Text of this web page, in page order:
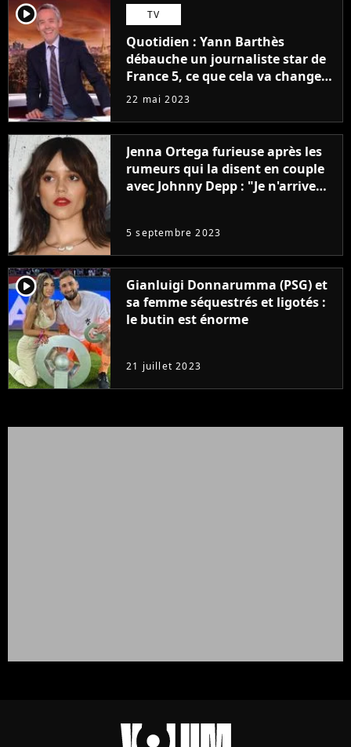
player2 TV
Quotidien : Yann Barthès
débauche un journaliste star de
France 5, ce que cela va changer
à la rentrée
22 mai 2023
Jenna Ortega furieuse après les
rumeurs qui la disent en couple
avec Johnny Depp : "Je n'arrive
5 septembre 2023
player2
Gianluigi Donnarumma (PSG) et
sa femme séquestrés et ligotés :
le butin est énorme
21 juillet 2023